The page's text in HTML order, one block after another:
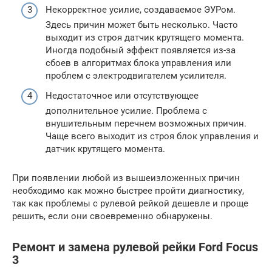
Некорректное усилие, создаваемое ЭУРом.
Здесь причин может быть несколько. Часто
выходит из строя датчик крутящего момента.
Иногда подобный эффект появляется из-за
сбоев в алгоритмах блока управления или
проблем с электродвигателем усилителя.
Недостаточное или отсутствующее
дополнительное усилие. Проблема с
внушительным перечнем возможных причин.
Чаще всего выходит из строя блок управления и
датчик крутящего момента.
При появлении любой из вышеизложенных причин
необходимо как можно быстрее пройти диагностику,
так как проблемы с рулевой рейкой дешевле и проще
решить, если они своевременно обнаружены.
Ремонт и замена рулевой рейки Ford Focus
3